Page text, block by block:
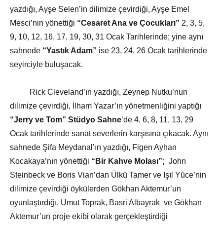
yazdığı, Ayşe Selen’in dilimize çevirdiği, Ayşe Emel
Mesci’nin yönettiği “Cesaret Ana ve Çocukları” 2, 3, 5,
9, 10, 12, 16, 17, 19, 30, 31 Ocak Tarihlerinde; yine aynı
sahnede “Yastık Adam” ise 23, 24, 26 Ocak tarihlerinde
seyirciyle buluşacak.
Rick Cleveland’ın yazdığı, Zeynep Nutku’nun
dilimize çevirdiği, İlham Yazar’ın yönetmenliğini yaptığı
“Jerry ve Tom” Stüdyo Sahne’de 4, 6, 8, 11, 13, 29
Ocak tarihlerinde sanat severlerin karşısına çıkacak. Aynı
sahnede Şifa Meydanal’ın yazdığı, Figen Ayhan
Kocakaya’nın yönettiği “Bir Kahve Molası”; John
Steinbeck ve Boris Vian’dan Ülkü Tamer ve Işıl Yüce’nin
dilimize çevirdiği öykülerden Gökhan Aktemur’un
oyunlaştırdığı, Umut Toprak, Basri Albayrak ve Gökhan
Aktemur’un proje ekibi olarak gerçekleştirdiği